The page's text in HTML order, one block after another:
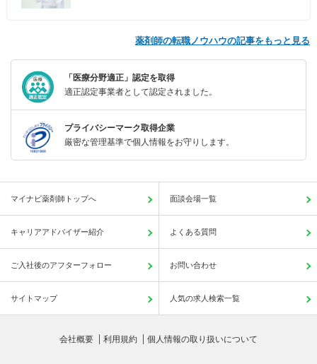
薬剤師の転職ノウハウの記事をもっと見る
「医療分野適正」認定を取得
適正認定事業者として認定されました。
プライバシーマーク取得企業
厳密な管理基準で個人情報をお守りします。
マイナビ薬剤師トップへ 面談会場一覧
キャリアアドバイザー紹介 よくある質問
ご入社後のアフターフォロー お問い合わせ
サイトマップ 人気の求人検索一覧
会社概要 利用規約 個人情報の取り扱いについて